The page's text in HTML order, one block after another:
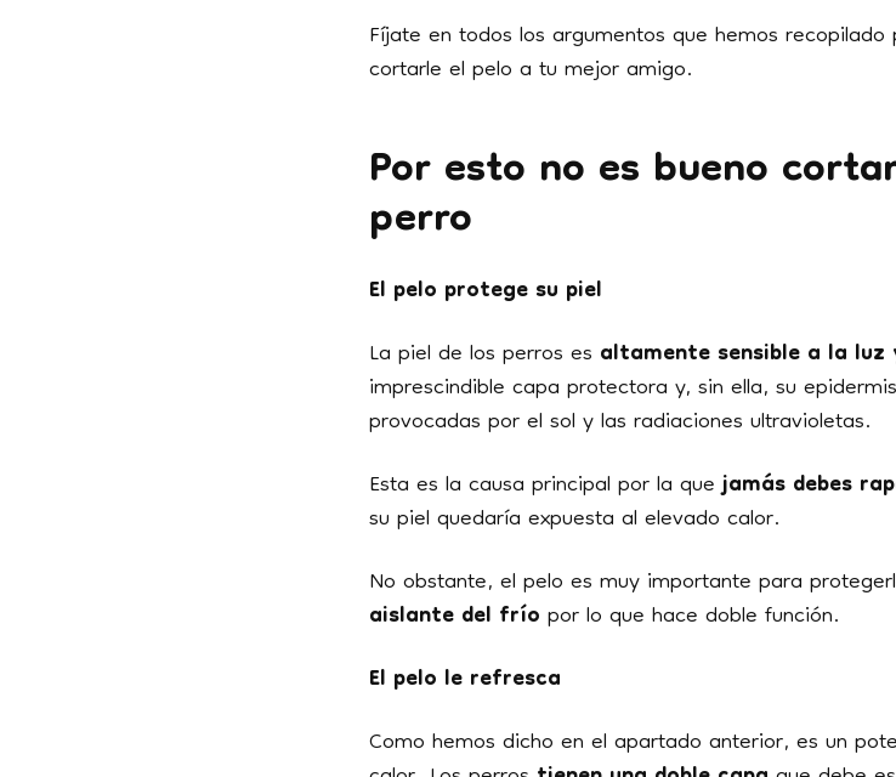
Fíjate en todos los argumentos que hemos
cortarle el pelo a tu mejor amigo.
Por esto no es bueno
perro
El pelo protege su piel
La piel de los perros esaltamente sensiblea la
imprescindible capa protectora y, sin ella, su
provocadas por el sol y las radiaciones ultravioletas.
Esta es la causa principal por la quejamásdebes
su piel quedaría expuesta al elevado calor.
No obstante, el pelo es muy importante para
aislante del fríopor lo que hace doble función.
El pelo le refresca
Como hemos dicho en el apartado anterior, es un